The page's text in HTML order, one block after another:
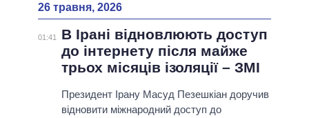
26 травня, 2026
01:41
В Ірані відновлюють доступ
до інтернету після майже
трьох місяців ізоляції – ЗМІ
Президент Ірану Масуд Пезешкіан доручив
відновити міжнародний доступ до